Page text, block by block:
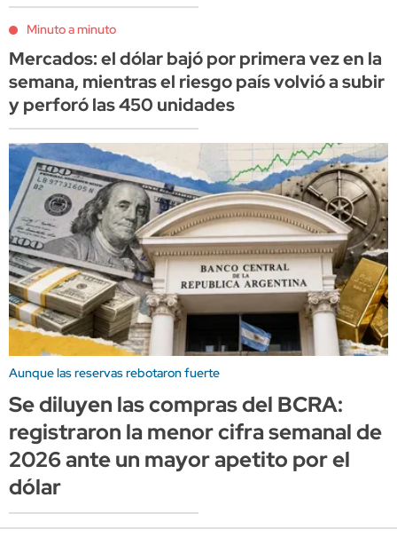
Minuto a minuto
Mercados: el dólar bajó por primera vez en la
semana, mientras el riesgo país volvió a subir
y perforó las 450 unidades
Aunque las reservas rebotaron fuerte
Se diluyen las compras del BCRA:
registraron la menor cifra semanal de
2026 ante un mayor apetito por el
dólar